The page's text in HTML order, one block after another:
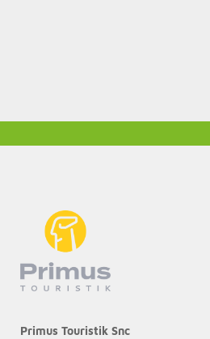
Primus Touristik Snc